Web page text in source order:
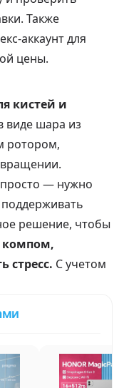
Также
аккаунт для
цены.
кистей и
виде шара из
ротором,
— нужно
решение, чтобы
компом,
стресс. С учетом